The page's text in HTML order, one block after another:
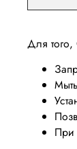
Для того,
При